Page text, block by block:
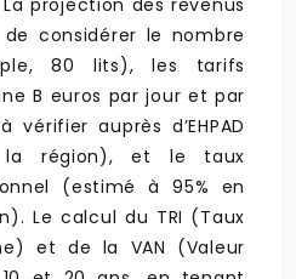
projection des revenus
considérer le nombre
80 lits), les tarifs
B euros par jour et par
auprès d’EHPAD
la région), et le taux
(estimé à 95% en
Le calcul du TRI (Taux
et de la VAN (Valeur